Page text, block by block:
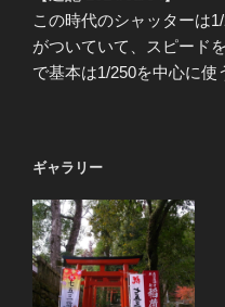
この時代のシャッターは
がついていて、スピード
で基本は1/250を中心に使
ギャラリー